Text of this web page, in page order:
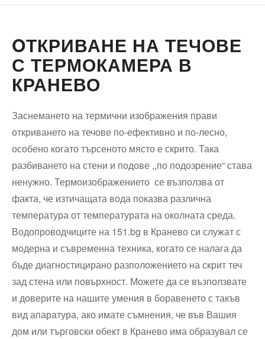
OТКРИВАНЕ НА ТЕЧОВЕ
С ТЕРМОКАМЕРА В
КРАНЕВО
Заснемането на термични изображения прави
откриването на течове по-ефективно и по-лесно,
особено когато търсеното място е скрито. Така
разбиването на стени и подове ,,по подозрение“ става
ненужно. Термоизображението се възползва от
факта, че изтичащата вода показва различна
температура от температурата на околната среда.
Водопроводчиците на 151.bg в Кранево си служат с
модерна и съвременна техника, когато се налага да
бъде диагностицирано разположението на скрит теч
зад стена или повърхност. Можете да се възползвате
и доверите на нашите умения в боравенето с такъв
вид апаратура, ако имате съмнения, че във Вашия
дом или търговски обект в Кранево има образувал се